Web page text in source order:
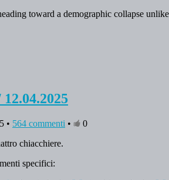
toward a demographic collapse
• 564 commenti •
0
chiacchiere.
specifici: